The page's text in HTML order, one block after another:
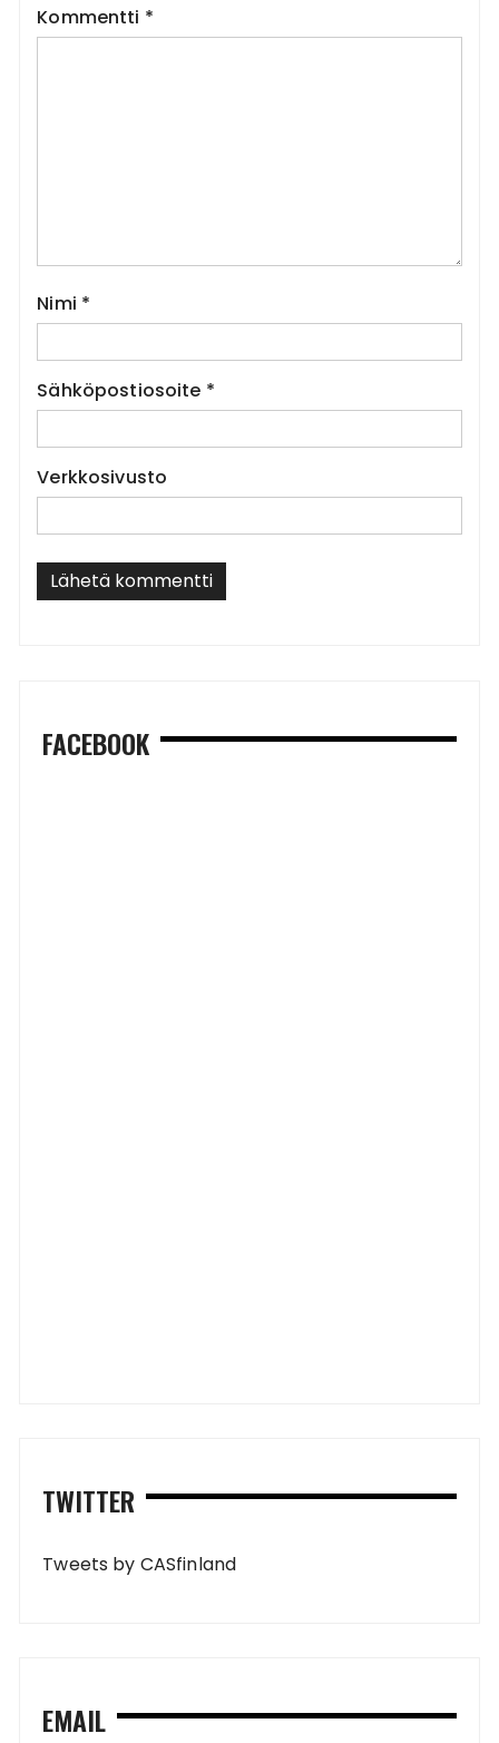
Kommentti *
Nimi *
Sähköpostiosoite *
Verkkosivusto
FACEBOOK
TWITTER
Tweets by CASfinland
EMAIL